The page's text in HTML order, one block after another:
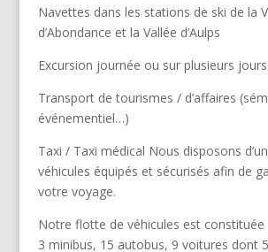
Navettes dans les stations de ski de la
d’Abondance et la Vallée d’Aulps
Excursion journée ou sur plusieurs jours
Transport de tourismes / d’affaires
événementiel…)
Taxi / Taxi médical Nous disposons
véhicules équipés et sécurisés afin de
votre voyage.
Notre flotte de véhicules est constituée
3 minibus, 15 autobus, 9 voitures dont